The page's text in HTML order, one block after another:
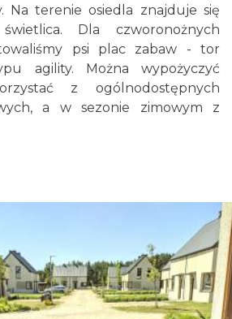
Na terenie osiedla znajduje się
Dla czworonożnych
psi plac zabaw - tor
agility. Można wypożyczyć
z ogólnodostępnych
a w sezonie zimowym z